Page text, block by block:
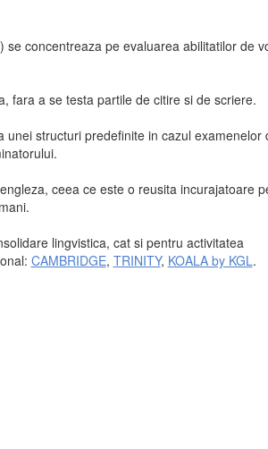
concentreaza pe evaluarea abilitatilor de
fara a se testa partile de citire si de scriere.
structuri predefinite in cazul examenelor
ceea ce este o reusita incurajatoare
lingvistica, cat si pentru activitatea
CAMBRIDGE, TRINITY, KOALA by KGL.